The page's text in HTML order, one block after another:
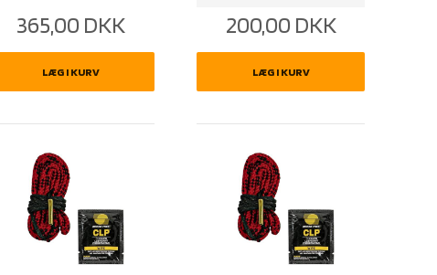
365,00 DKK
LÆG I KURV
200,00 DKK
LÆG I KURV